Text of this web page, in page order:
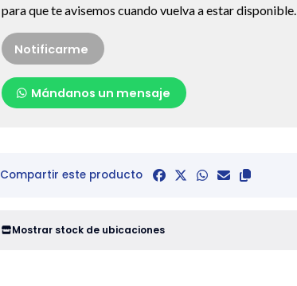
para que te avisemos cuando vuelva a estar disponible.
Notificarme
Mándanos un mensaje
Compartir este producto
Mostrar stock de ubicaciones